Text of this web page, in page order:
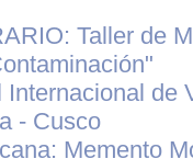
Taller de
Internacional de
- Cusco
Memento